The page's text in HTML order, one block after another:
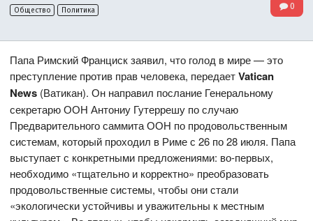
Общество Политика 0
Папа Римский Франциск заявил, что голод в мире — это
преступление против прав человека, передаетVatican
News (Ватикан). Он направил послание Генеральному
секретарю ООН Антониу Гутеррешу по случаю
Предварительного саммита ООН по продовольственным
системам, который проходил в Риме с 26 по 28 июля. Папа
выступает с конкретными предложениями: во-первых,
необходимо «тщательно и корректно» преобразовать
продовольственные системы, чтобы они стали
«экологически устойчивы и уважительны к местным